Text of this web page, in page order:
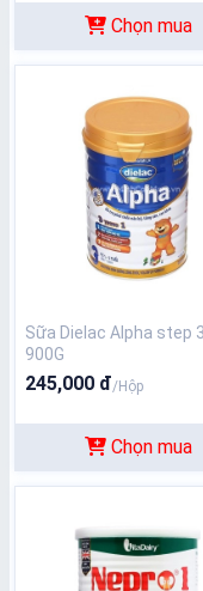
Chọn mua
Sữa Dielac Alpha step
900G
245,000 đ/Hộp
Chọn mua